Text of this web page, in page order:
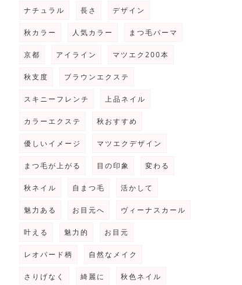
ナチュラル 長さ デザイン
秋カラー 人気カラー まつ毛パーマ
京都 アイライン マツエク200本
秋支度 ブラウンエクステ
スキニーフレンチ 上品ネイル
カラーエクステ 秋おすすめ
優しいイメージ マツエクデザイン
まつ毛が上がる 目の印象 変わる
秋ネイル 自まつ毛 活かして
魅力ある お目元へ ヴィーナスカール
叶える 魅力的 お目元
レオパード柄 自然なメイク
さりげなく 綺麗に 秋色ネイル